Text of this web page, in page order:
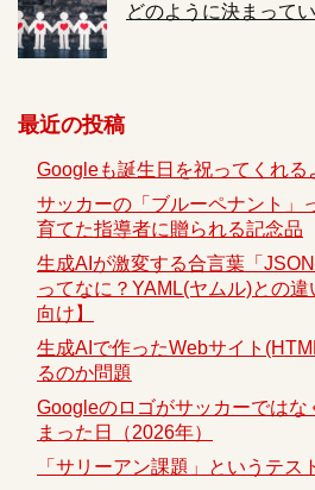
どのように決まって
最近の投稿
Googleも誕生日を祝ってくれる
サッカーの「ブルーペナント」
育てた指導者に贈られる記念品
生成AIが激変する合言葉「
ってなに？YAML(ヤムル)との
向け】
生成AIで作ったWebサイト
るのか問題
Googleのロゴがサッカーではな
まった日（2026年）
「サリーアン課題」というテス